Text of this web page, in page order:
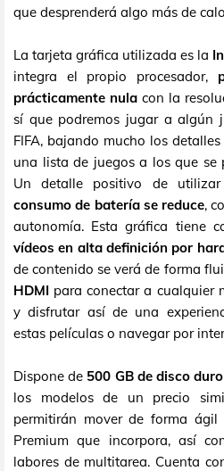
que desprenderá algo más de
La tarjeta gráfica utilizada es la
integra el propio procesador,
prácticamente nulacon la
sí que podremos jugar a algún
FIFA, bajando mucho los
una lista de juegos a los que se
Un detalle positivo de
consumo de batería se reduce,
autonomía. Esta gráfica tiene
vídeos en alta definición por
de contenido se verá de forma
HDMI para conectar a cualquier
y disfrutar así de una
estas películas o navegar por
Dispone de 500 GB de disco duro
los modelos de un precio
permitirán mover de forma
Premium que incorpora, así
labores de multitarea. Cuenta